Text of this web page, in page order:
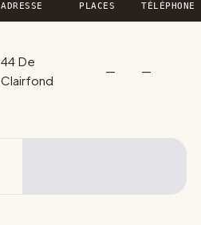
ADRESSE PLACES TÉLÉPHONE
44 De
Clairfond
— —